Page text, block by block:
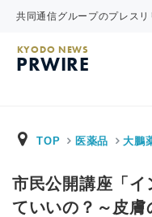
共同通信グループのプレス
KYODO NEWS
PRWIRE
TOP 医薬品 大鵬
市民公開講座「イ
ていいの？～皮膚